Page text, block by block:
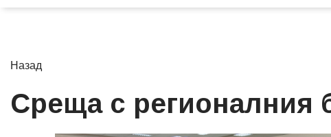
Назад
Среща с регионалния